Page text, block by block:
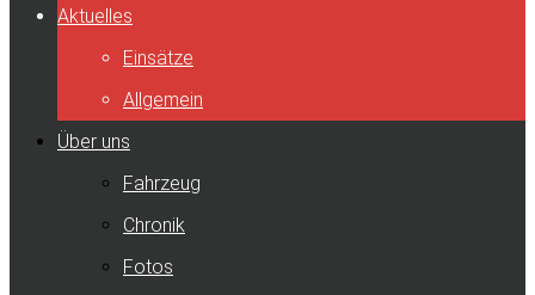
Aktuelles
Einsätze
Allgemein
Über uns
Fahrzeug
Chronik
Fotos